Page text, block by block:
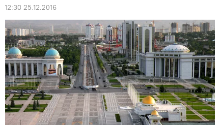
12:30 25.12.2016